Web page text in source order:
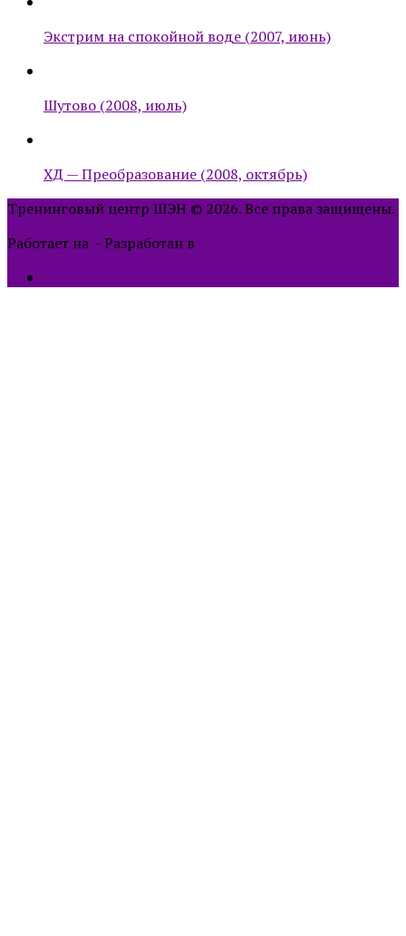
Экстрим на спокойной воде (2007, июнь)
Шутово (2008, июль)
ХД — Преобразование (2008, октябрь)
Тренинговый центр ШЭН © 2026. Все права защищены.
Работает на - Разработан в